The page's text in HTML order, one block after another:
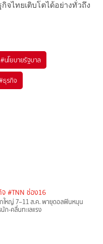
จไทยเติบโตได้อย่างทั่วถึง
#นโยบายรัฐบาล
ธุรกิจ
จ #TNN ช่อง16
ใหญ่ 7–11 ส.ค. พายุดอลฟินหนุน
ก-คลื่นทะเลแรง